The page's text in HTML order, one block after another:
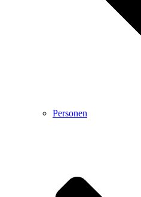
Personen